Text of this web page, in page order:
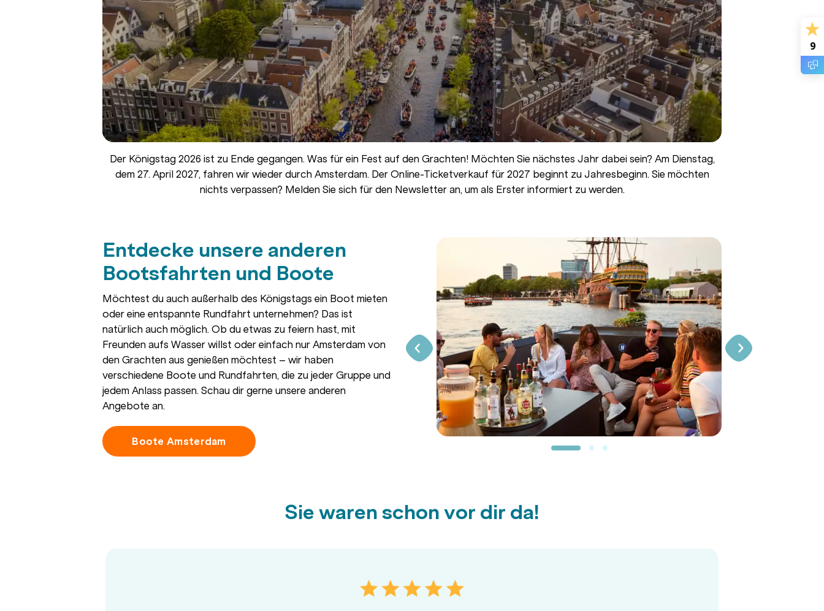
Der Königstag 2026 ist zu Ende gegangen. Was für ein Fest auf den Grachten! Möchten Sie nächstes Jahr dabei sein? Am Dienstag,
dem 27. April 2027, fahren wir wieder durch Amsterdam. Der Online-Ticketverkauf für 2027 beginnt zu Jahresbeginn. Sie möchten
nichts verpassen? Melden Sie sich für den Newsletter an, um als Erster informiert zu werden.
Entdecke unsere anderen
Bootsfahrten und Boote
Möchtest du auch außerhalb des Königstags ein Boot mieten
oder eine entspannte Rundfahrt unternehmen? Das ist
natürlich auch möglich. Ob du etwas zu feiern hast, mit
Freunden aufs Wasser willst oder einfach nur Amsterdam von
den Grachten aus genießen möchtest – wir haben
verschiedene Boote und Rundfahrten, die zu jeder Gruppe und
jedem Anlass passen. Schau dir gerne unsere anderen
Angebote an.
Boote Amsterdam
Sie waren schon vor dir da!
9